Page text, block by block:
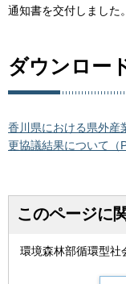
通知書を交付しました。
ダウンロー
香川県における県外産
更協議結果について（
このページに
環境森林部循環型社